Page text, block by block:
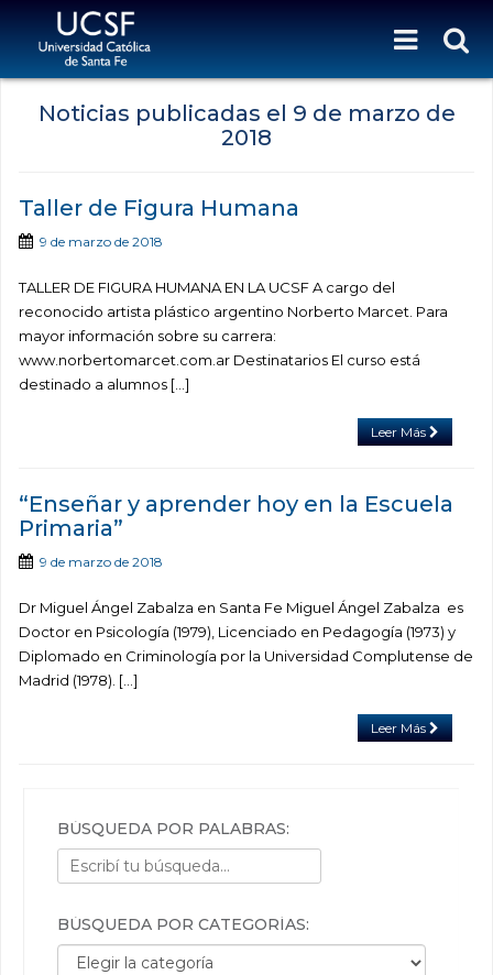
Noticias publicadas el 9 de marzo de
2018
Taller de Figura Humana
9 de marzo de 2018
TALLER DE FIGURA HUMANA EN LA UCSF A cargo del
reconocido artista plástico argentino Norberto Marcet. Para
mayor información sobre su carrera:
www.norbertomarcet.com.ar Destinatarios El curso está
destinado a alumnos […]
Leer Más
“Enseñar y aprender hoy en la Escuela
Primaria”
9 de marzo de 2018
Dr Miguel Ángel Zabalza en Santa Fe Miguel Ángel Zabalza es
Doctor en Psicología (1979), Licenciado en Pedagogía (1973) y
Diplomado en Criminología por la Universidad Complutense de
Madrid (1978). […]
Leer Más
BÚSQUEDA POR PALABRAS:
BÚSQUEDA POR CATEGORÍAS:
Búsqueda por categorías: